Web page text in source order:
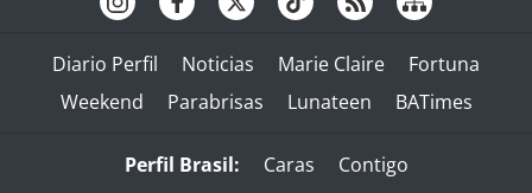
Diario Perfil Noticias Marie Claire
Fortuna
Weekend
Parabrisas Lunateen BATimes
Perfil Brasil: Caras
Contigo